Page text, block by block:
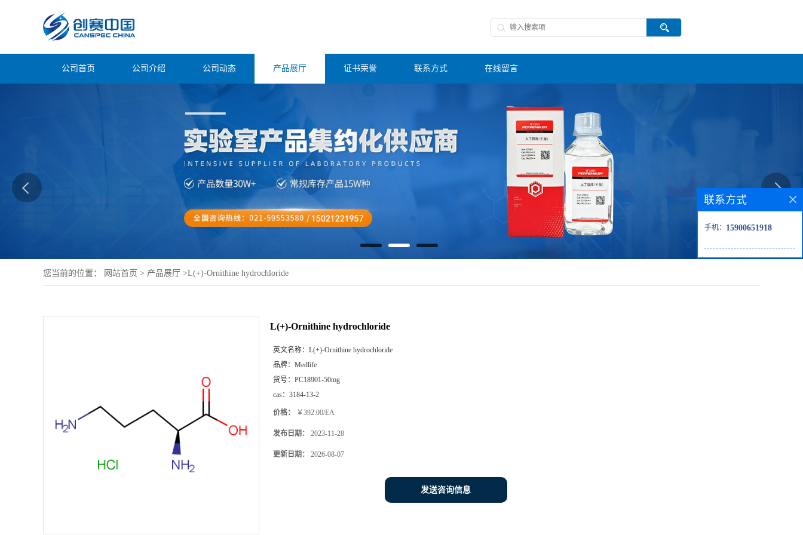
公司首页 公司介绍 公司动态 产品展厅 证书荣誉 联系方式 在线留言
您当前的位置： 网站首页 > 产品展厅 >L(+)-Ornithine hydrochloride
L(+)-Ornithine hydrochloride
英文名称： L(+)-Ornithine hydrochloride
品牌： Medlife
货号： PC18901-50mg
cas： 3184-13-2
价格： ￥392.00/EA
发布日期： 2023-11-28
更新日期： 2026-08-07
发送咨询信息
联系方式
手机： 15900651918